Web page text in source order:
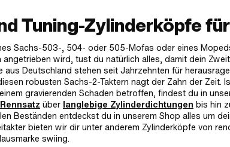
Tuning-Zylinderköpfe
Sachs-503-, 504- oder 505-Mofas oder eines
wird, tust du natürlich alles, damit dein
aus Deutschland stehen seit Jahrzehnten für
robusten Sachs-2-Taktern nagt der Zahn der Zeit.
gravierenden Schaden betroffen, findest du in
über langlebige Zylinderdichtungen bis hin
Beständen entdeckst du in unserem Shop alles um
bieten wir dir unter anderem Zylinderköpfe von
swiing.